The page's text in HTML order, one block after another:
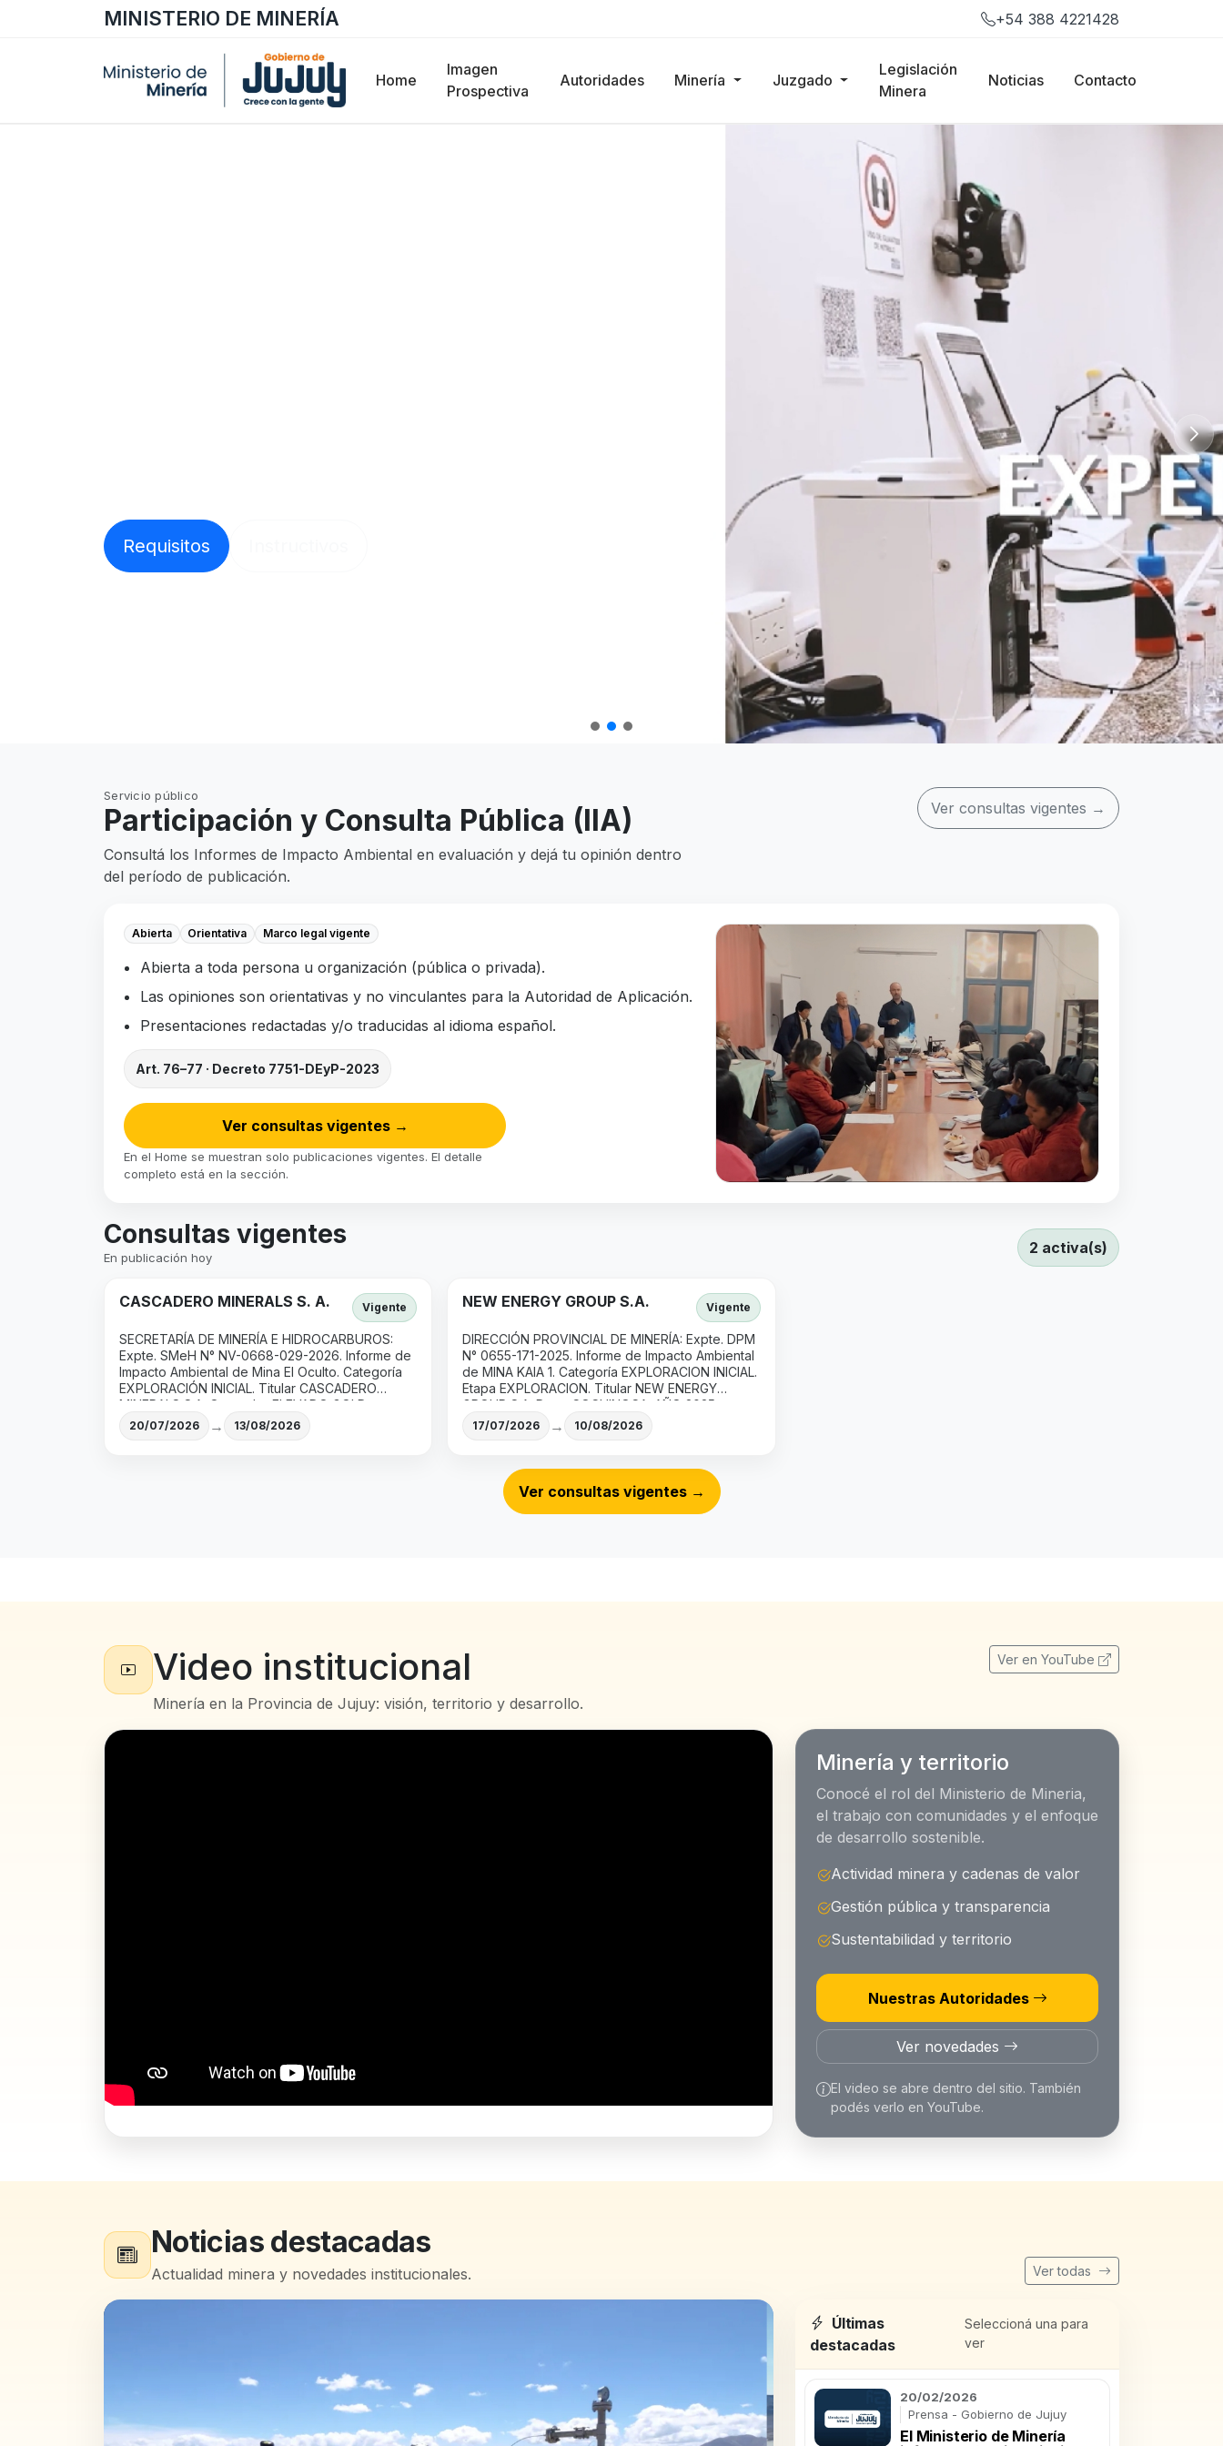
MINISTERIO DE MINERÍA +54 388 4221428
Home
Imagen
Prospectiva
Autoridades Minería Juzgado
Legislación
Minera
Noticias Contacto
Requisitos
Servicio público
Participación y Consulta Pública (IIA)
Consultá los Informes de Impacto Ambiental en evaluación y dejá tu opinión dentro
del período de publicación.
Ver consultas vigentes →
Abierta Orientativa Marco legal vigente
Abierta a toda persona u organización (pública o privada).
Las opiniones son orientativas y no vinculantes para la Autoridad de Aplicación.
Presentaciones redactadas y/o traducidas al idioma español.
Art. 76–77 · Decreto 7751-DEyP-2023
Ver consultas vigentes →
En el Home se muestran solo publicaciones vigentes. El detalle
completo está en la sección.
Consultas vigentes
En publicación hoy
2 activa(s)
CASCADERO MINERALS S. A. Vigente
SECRETARÍA DE MINERÍA E HIDROCARBUROS:
Expte. SMeH N° NV-0668-029-2026. Informe de
Impacto Ambiental de Mina El Oculto. Categoría
EXPLORACIÓN INICIAL. Titular CASCADERO
MINERALS S.A. Operador ELEVADO GOLD
S.A.Dpto. SUSQUES.
20/07/2026 → 13/08/2026
NEW ENERGY GROUP S.A. Vigente
DIRECCIÓN PROVINCIAL DE MINERÍA: Expte. DPM
N° 0655-171-2025. Informe de Impacto Ambiental
de MINA KAIA 1. Categoría EXPLORACION INICIAL.
Etapa EXPLORACION. Titular NEW ENERGY
GROUP S.A. Dpto. COCHINOCA. AÑO 2025.
17/07/2026 → 10/08/2026
Ver consultas vigentes →
Video institucional
Minería en la Provincia de Jujuy: visión, territorio y desarrollo.
Ver en YouTube
Minería y territorio
Conocé el rol del Ministerio de Mineria,
el trabajo con comunidades y el enfoque
de desarrollo sostenible.
Actividad minera y cadenas de valor
Gestión pública y transparencia
Sustentabilidad y territorio
Nuestras Autoridades
Ver novedades
El video se abre dentro del sitio. También
podés verlo en YouTube.
Noticias destacadas
Actualidad minera y novedades institucionales. Ver todas
Últimas
destacadas
Seleccioná una para
ver
20/02/2026
Prensa - Gobierno de Jujuy
El Ministerio de Minería